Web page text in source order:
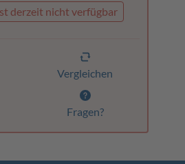
derzeit nicht verfügbar
Vergleichen
Fragen?